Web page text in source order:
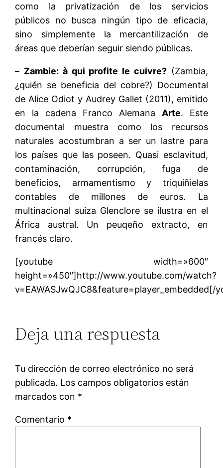
como la privatización de los servicios
públicos no busca ningún tipo de eficacia,
sino simplemente la mercantilización de
áreas que deberían seguir siendo públicas.
– Zambie: à qui profite le cuivre?(Zambia,
¿quién se beneficia del cobre?) Documental
de Alice Odiot y Audrey Gallet (2011), emitido
en la cadena Franco Alemana Arte. Este
documental muestra como los recursos
naturales acostumbran a ser un lastre para
los países que las poseen. Quasi esclavitud,
contaminación, corrupción, fuga de
beneficios, armamentismo y triquiñielas
contables de millones de euros. La
multinacional suiza Glenclore se ilustra en el
África austral. Un peuqeño extracto, en
francés claro.
[youtube width=»600″
height=»450″]http://www.youtube.com/watch?
v=EAWASJwQJC8&feature=player_embedded[/
Deja una respuesta
Tu dirección de correo electrónico no será
publicada. Los campos obligatorios están
marcados con *
Comentario *